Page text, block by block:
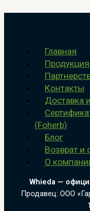
Главная
Продукция
Контакты
Доставка
(Foherb)
Блог
Возврат и
О
Whieda —
Продавец: ООО